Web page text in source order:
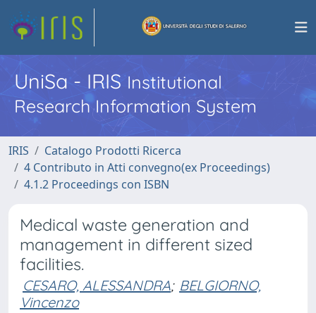
UniSa - IRISInstitutional
Research Information System
IRIS
Catalogo Prodotti Ricerca
4 Contributo in Atti convegno(ex Proceedings)
4.1.2 Proceedings con ISBN
Medical waste generation and
management in different sized
facilities.
CESARO, ALESSANDRA; BELGIORNO,
Vincenzo